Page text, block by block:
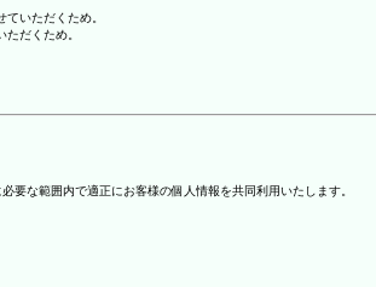
いただくため。
だくため。
要な範囲内で適正にお客様の個人情報を共同利用いたします。